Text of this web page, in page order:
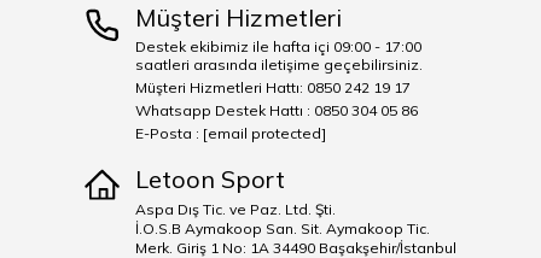
Müşteri Hizmetleri
Destek ekibimiz ile hafta içi 09:00 - 17:00
saatleri arasında iletişime geçebilirsiniz.
Müşteri Hizmetleri Hattı: 0850 242 19 17
Whatsapp Destek Hattı : 0850 304 05 86
E-Posta : [email protected]
Letoon Sport
Aspa Dış Tic. ve Paz. Ltd. Şti.
İ.O.S.B Aymakoop San. Sit. Aymakoop Tic.
Merk. Giriş 1 No: 1A 34490 Başakşehir/İstanbul